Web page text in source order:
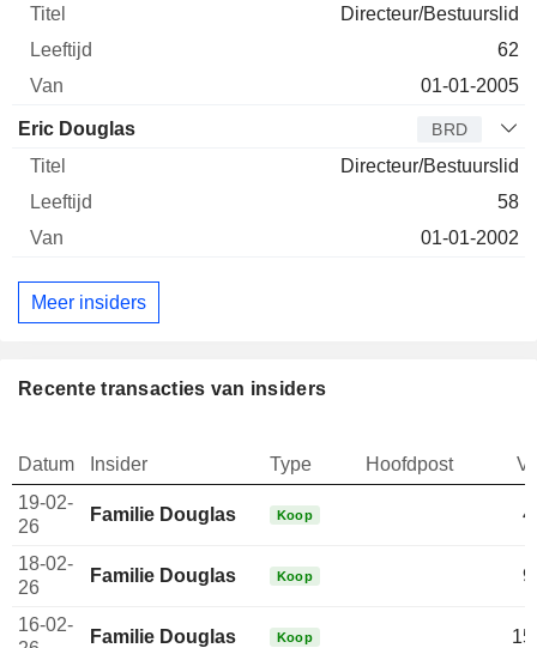
Directeur/Bestuurslid
62
01-01-2005
Eric Douglas BRD
Directeur/Bestuurslid
58
01-01-2002
Meer insiders
Recente transacties van insiders
Datum Insider Type Hoofdpost
19-02-
26
Familie Douglas Koop
18-02-
26
Familie Douglas Koop
16-02-
Familie Douglas Koop